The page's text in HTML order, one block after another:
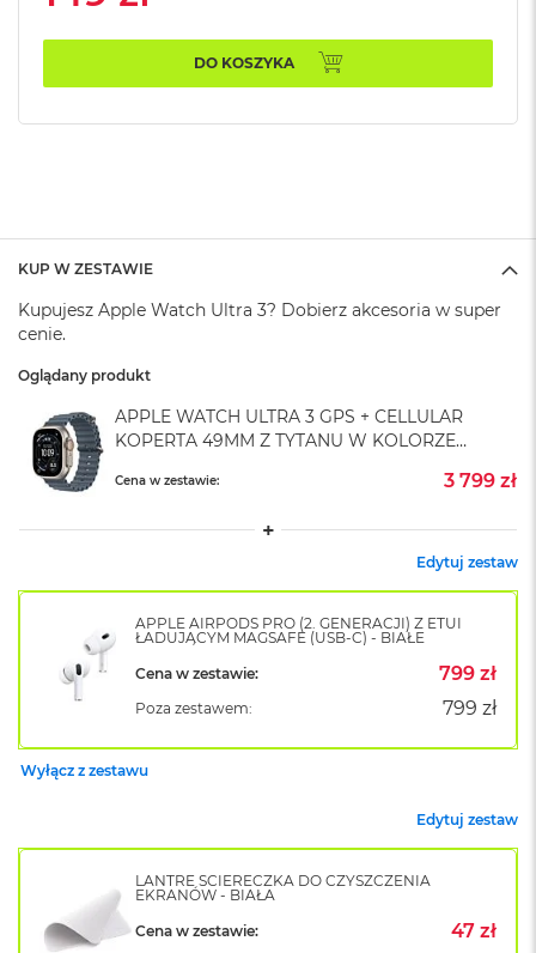
A
4
o
k
i
3
M
a
c
B
o
i
2
M
c
B
A
1
3
DO KOSZYKA
KUP W ZESTAWIE
Kupujesz Apple Watch Ultra 3? Dobierz akcesoria w super
cenie.
Oglądany produkt
APPLE WATCH ULTRA 3 GPS + CELLULAR
KOPERTA 49MM Z TYTANU W KOLORZE
MARYNARSKIEGO GRANATU
Cena w zestawie: 3 799 zł
Edytuj zestaw
APPLE AIRPODS PRO (2. GENERACJI) Z ETUI
ŁADUJĄCYM MAGSAFE (USB-C) - BIAŁE
Cena w zestawie:
799 zł
Poza zestawem: 799 zł
Wyłącz z zestawu
Edytuj zestaw
LANTRE ŚCIERECZKA DO CZYSZCZENIA
EKRANÓW - BIAŁA
Cena w zestawie:
47 zł